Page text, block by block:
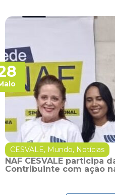
CESVALE, Mundo, Notícias
NAF CESVALE participa
Contribuinte com ação